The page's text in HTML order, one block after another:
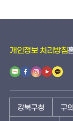
개인정보 처리방침
강북구청 구